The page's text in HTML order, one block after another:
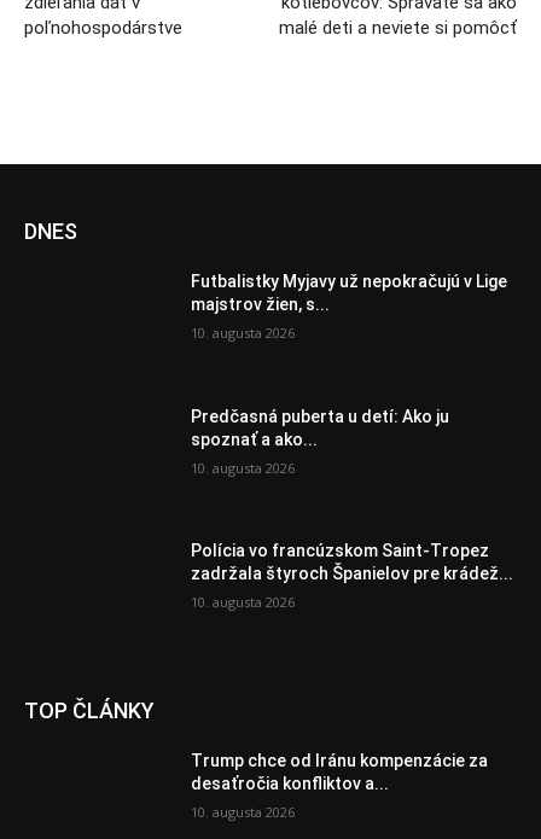
poľnohospodárstve
malé deti a neviete si pomôcť
DNES
Futbalistky Myjavy už nepokračujú v Lige
majstrov žien, s...
10. augusta 2026
Predčasná puberta u detí: Ako ju
spoznať a ako...
10. augusta 2026
Polícia vo francúzskom Saint-Tropez
zadržala štyroch Španielov pre krádež...
10. augusta 2026
TOP ČLÁNKY
Trump chce od Iránu kompenzácie za
desaťročia konfliktov a...
10. augusta 2026